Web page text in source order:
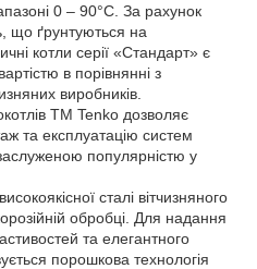
0 – 90°С. За рахунок
що ґрунтуються на
котли серії «Стандарт» є
в порівнянні з
виробників.
ТМ Tenko дозволяє
та експлуатацію систем
популярністю у
сталі вітчизняного
обробці. Для надання
та елегантного
порошкова технологія